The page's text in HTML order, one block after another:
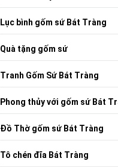
Lục bình gốm sứ Bát Tràng
Quà tặng gốm sứ
Tranh Gốm Sứ Bát Tràng
Phong thủy với gốm sứ Bát
Đồ Thờ gốm sứ Bát Tràng
Tô chén đĩa Bát Tràng